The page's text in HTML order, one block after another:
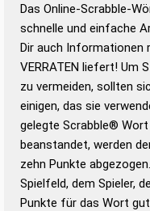
Wortwurzel liefert mit
Wortanalyse-
Wortbedeutung,
Gültigkeit eines
bestimmen!
Wörterbücher sind:
Das Online-Scrabble-
schnelle und einfache
Dir auch Informationen
VERRATEN liefert! Um
zu vermeiden, sollten
einigen, das sie
gelegte Scrabble® Wort
beanstandet, werden
zehn Punkte
Spielfeld, dem Spieler,
Punkte für das Wort